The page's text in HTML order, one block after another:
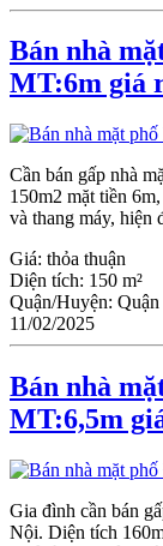
Bán nhà
MT:6m giá
Cần bán gấp nhà
150m2 mặt tiền
và thang máy, hiện
Giá: thỏa thuận
Diện tích: 150 m²
Quận/Huyện:
11/02/2025
Bán nhà
MT:6,5m
Gia đình cần bán
Nội. Diện tích